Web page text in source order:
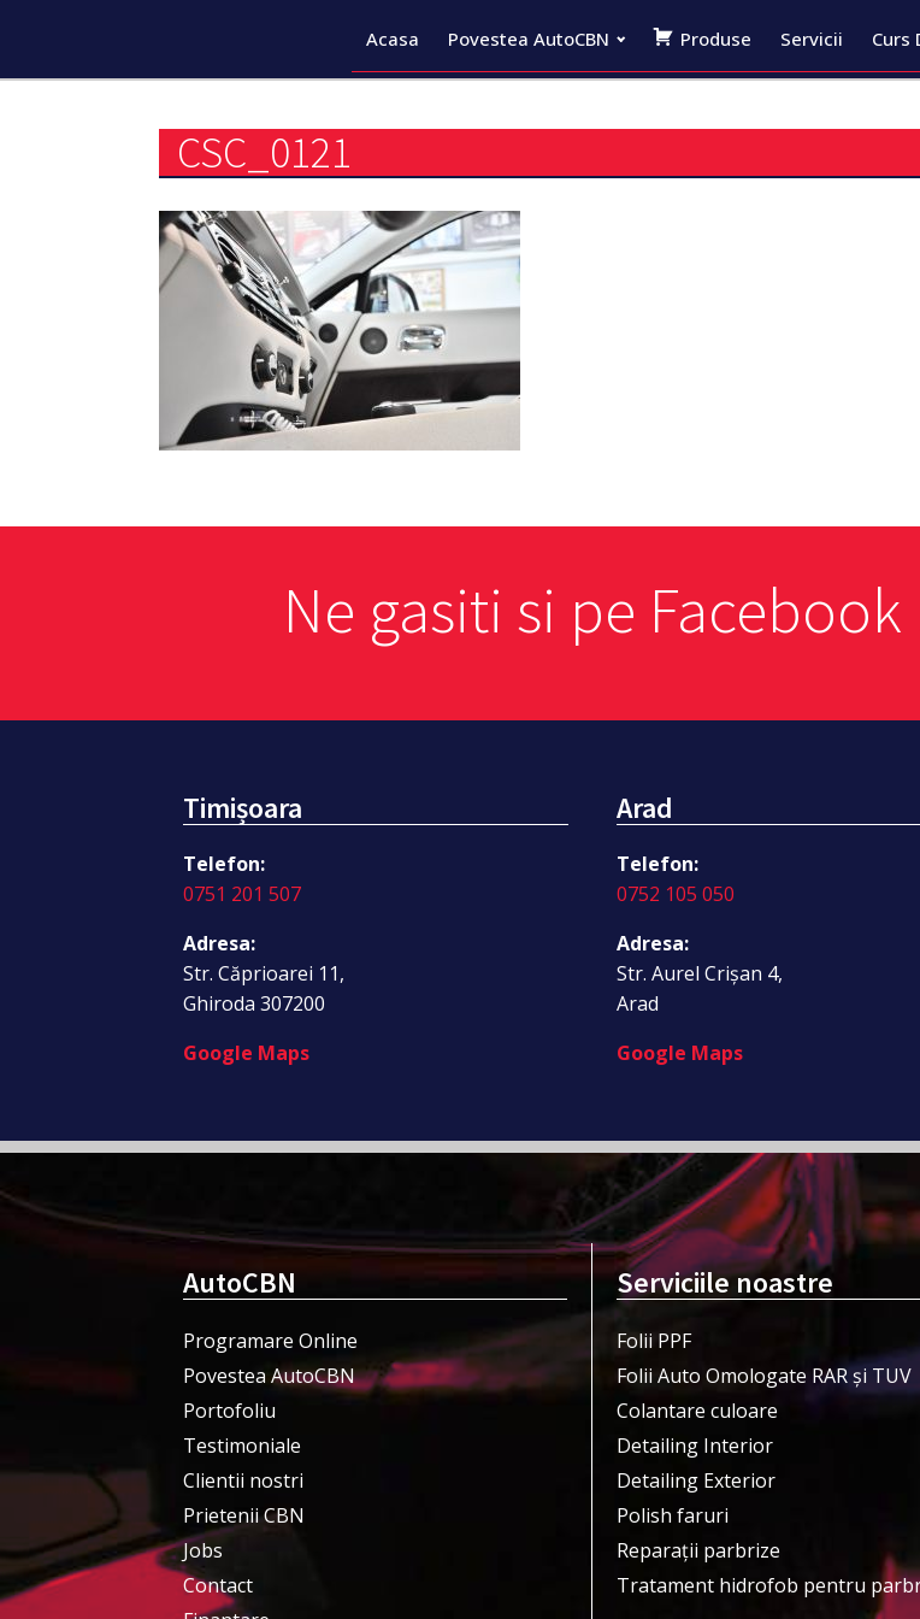
Acasa Povestea AutoCBN Produse Servicii Curs
CSC_0121
Ne gasiti si pe Facebook
Timișoara
Telefon:
0751 201 507
Adresa:
Str. Căprioarei 11,
Ghiroda 307200
Google Maps
Arad
Telefon:
0752 105 050
Adresa:
Str. Aurel Crișan 4,
Arad
Google Maps
AutoCBN
Programare Online
Povestea AutoCBN
Portofoliu
Testimoniale
Clientii nostri
Prietenii CBN
Jobs
Contact
Serviciile noastre
Folii PPF
Folii Auto Omologate RAR și TUV
Colantare culoare
Detailing Interior
Detailing Exterior
Polish faruri
Reparații parbrize
Tratament hidrofob pentru